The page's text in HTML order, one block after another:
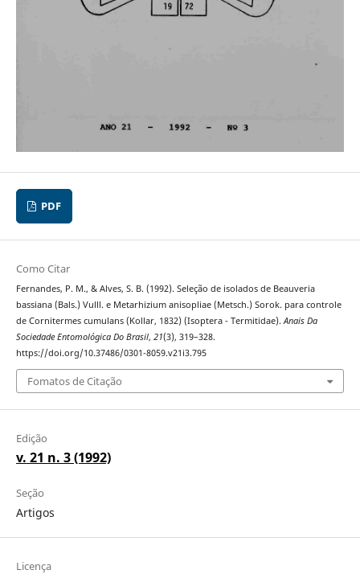
PDF
Como Citar
Fernandes, P. M., & Alves, S. B. (1992). Seleção de isolados de Beauveria
bassiana (Bals.) Vulll. e Metarhizium anisopliae (Metsch.) Sorok. para controle
de Cornitermes cumulans (Kollar, 1832) (Isoptera - Termitidae).Anais Da
Sociedade Entomológica Do Brasil, 21(3), 319–328.
https://doi.org/10.37486/0301-8059.v21i3.795
Fomatos de Citação
Edição
v. 21 n. 3 (1992)
Seção
Artigos
Licença